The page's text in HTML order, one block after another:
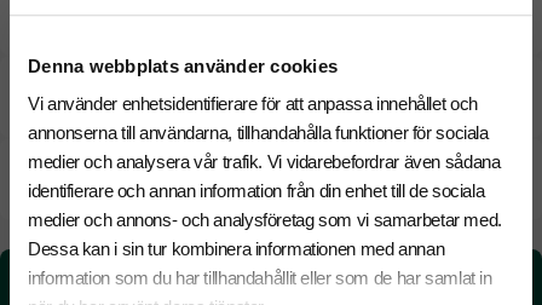
Denna webbplats använder cookies
Vi använder enhetsidentifierare för att anpassa innehållet och
annonserna till användarna, tillhandahålla funktioner för sociala
medier och analysera vår trafik. Vi vidarebefordrar även sådana
identifierare och annan information från din enhet till de sociala
medier och annons- och analysföretag som vi samarbetar med.
Dessa kan i sin tur kombinera informationen med annan
information som du har tillhandahållit eller som de har samlat in
Tryckmetoder
Pristabell
CO₂e -avtryck
CO₂e -avtryck: